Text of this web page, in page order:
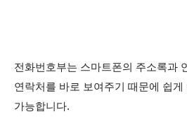
전화번호부는 스마트폰의 주소록과
연락처를 바로 보여주기 때문에 쉽
가능합니다.